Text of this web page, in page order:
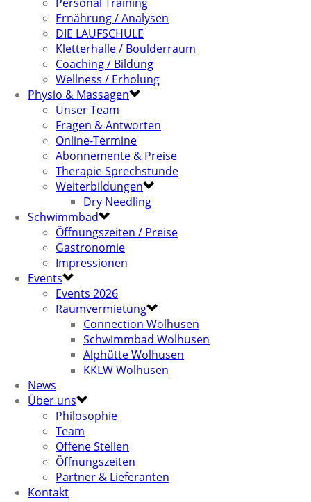
Ernährung / Analysen
DIE LAUFSCHULE
Kletterhalle / Boulderraum
Coaching / Bildung
Wellness / Erholung
Physio & Massagen
Unser Team
Fragen & Antworten
Online-Termine
Abonnemente & Preise
Therapie Sprechstunde
Weiterbildungen
Dry Needling
Schwimmbad
Öffnungszeiten / Preise
Gastronomie
Impressionen
Events
Events 2026
Raumvermietung
Connection Wolhusen
Schwimmbad Wolhusen
Alphütte Wolhusen
KKLW Wolhusen
News
Über uns
Philosophie
Team
Offene Stellen
Öffnungszeiten
Partner & Lieferanten
Kontakt